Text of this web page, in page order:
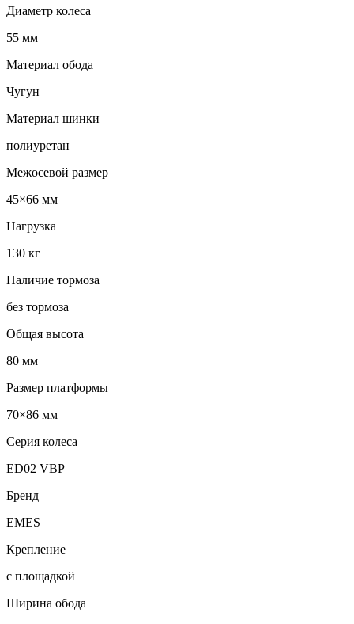
Диаметр колеса
55 мм
Материал обода
Чугун
Материал шинки
полиуретан
Межосевой размер
45×66 мм
Нагрузка
130 кг
Наличие тормоза
без тормоза
Общая высота
80 мм
Размер платформы
70×86 мм
Серия колеса
ED02 VBP
Бренд
EMES
Крепление
с площадкой
Ширина обода